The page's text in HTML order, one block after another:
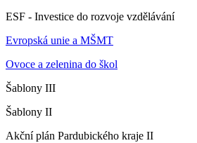
ESF - Investice do rozvoje vzdělávání
Evropská unie a MŠMT
Ovoce a zelenina do škol
Šablony III
Šablony II
Akční plán Pardubického kraje II